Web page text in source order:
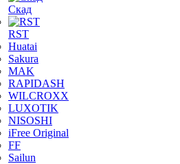
Скад
RST
Huatai
Sakura
MAK
RAPIDASH
WILCROXX
LUXOTIK
NISOSHI
iFree Original
FF
Sailun